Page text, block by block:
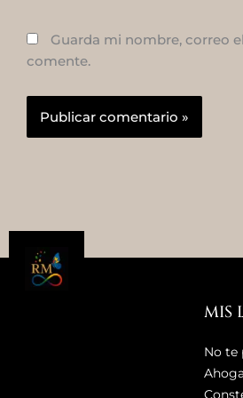
Guarda mi nombre, correo
comente.
MIS
No te